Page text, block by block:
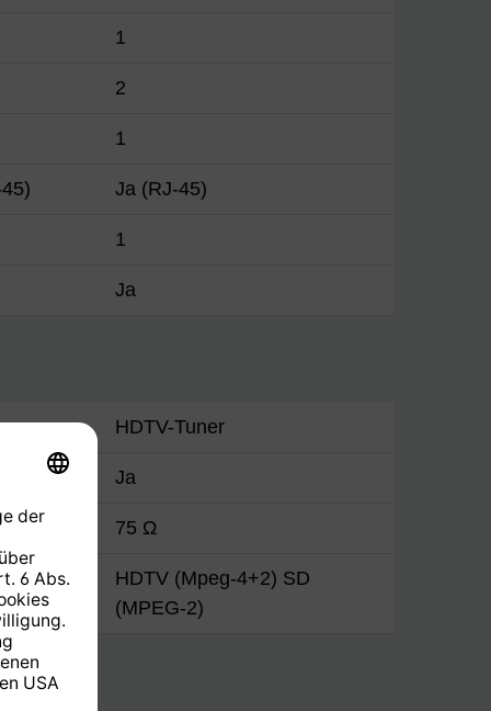
1
2
1
Ja (RJ-45)
1
Ja
HDTV-Tuner
Ja
75 Ω
HDTV (Mpeg-4+2) SD
(MPEG-2)